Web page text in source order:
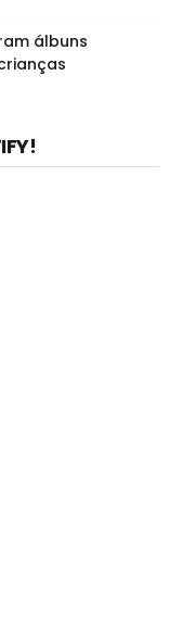
álbuns